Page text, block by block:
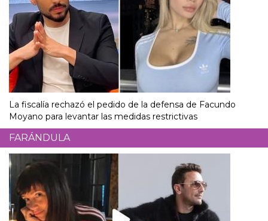
La fiscalía rechazó el pedido de la defensa de Facundo
Moyano para levantar las medidas restrictivas
FARÁNDULA